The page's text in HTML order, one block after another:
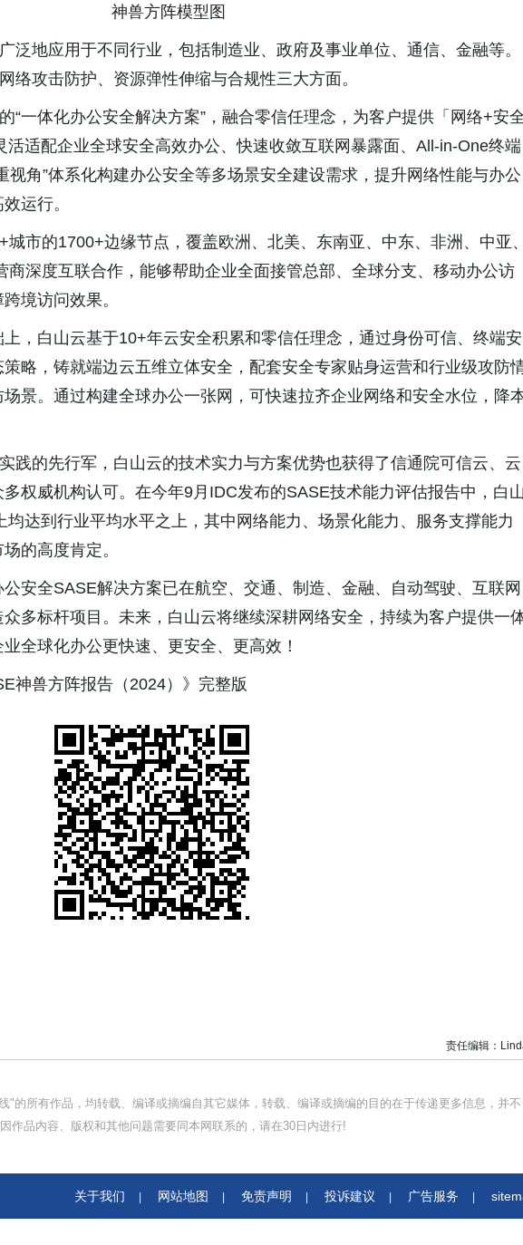
神兽方阵模型图
泛地应用于不同行业，包括制造业、政府及事业单位、通信、金融等。
络攻击防护、资源弹性伸缩与合规性三大方面。
“一体化办公安全解决方案”，融合零信任理念，为客户提供「网络+安
适配企业全球安全高效办公、快速收敛互联网暴露面、All-in-One终端
视角”体系化构建办公安全等多场景安全建设需求，提升网络性能与办公
运行。
市的1700+边缘节点，覆盖欧洲、北美、东南亚、中东、非洲、中亚、
商深度互联合作，能够帮助企业全面接管总部、全球分支、移动办公访
境访问效果。
，白山云基于10+年云安全积累和零信任理念，通过身份可信、终端安
略，铸就端边云五维立体安全，配套安全专家贴身运营和行业级攻防
景。通过构建全球办公一张网，可快速拉齐企业网络和安全水位，降
践的先行军，白山云的技术实力与方案优势也获得了信通院可信云、云
权威机构认可。在今年9月IDC发布的SASE技术能力评估报告中，白山
达到行业平均水平之上，其中网络能力、场景化能力、服务支撑能力
的高度肯定。
安全SASE解决方案已在航空、交通、制造、金融、自动驾驶、互联网
多标杆项目。未来，白山云将继续深耕网络安全，持续为客户提供一
全球化办公更快速、更安全、更高效！
神兽方阵报告（2024）》完整版
责任编辑：
"的所有作品，均转载、编译或摘编自其它媒体，转载、编译或摘编的目的在于传递更多信息，并不
作品内容、版权和其他问题需要同本网联系的，请在30日内进行!
关于我们 网站地图 免责声明 投诉建议 广告服务